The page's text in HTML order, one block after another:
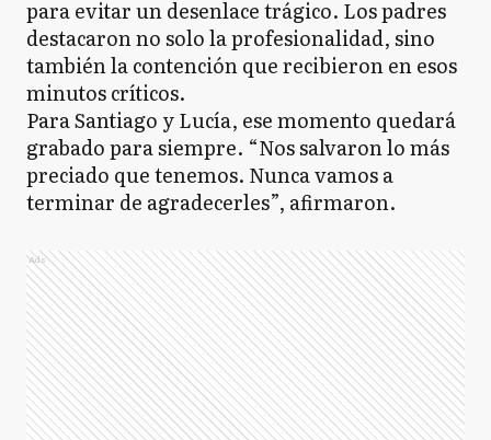
para evitar un desenlace trágico. Los padres
destacaron no solo la profesionalidad, sino
también la contención que recibieron en esos
minutos críticos.
Para Santiago y Lucía, ese momento quedará
grabado para siempre. “Nos salvaron lo más
preciado que tenemos. Nunca vamos a
terminar de agradecerles”, afirmaron.
Ads